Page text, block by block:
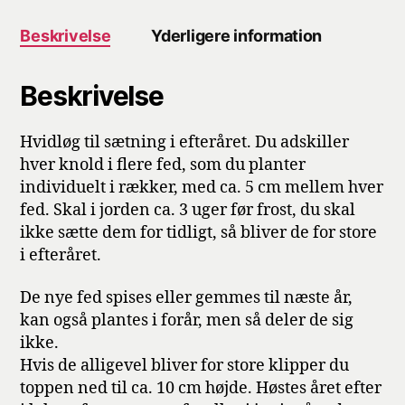
Beskrivelse Yderligere information
Beskrivelse
Hvidløg til sætning i efteråret. Du adskiller
hver knold i flere fed, som du planter
individuelt i rækker, med ca. 5 cm mellem hver
fed. Skal i jorden ca. 3 uger før frost, du skal
ikke sætte dem for tidligt, så bliver de for store
i efteråret.
De nye fed spises eller gemmes til næste år,
kan også plantes i forår, men så deler de sig
ikke.
Hvis de alligevel bliver for store klipper du
toppen ned til ca. 10 cm højde. Høstes året efter